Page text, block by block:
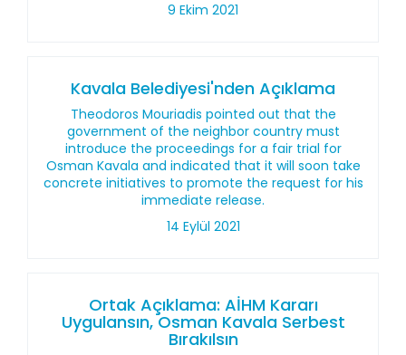
9 Ekim 2021
Kavala Belediyesi'nden Açıklama
Theodoros Mouriadis pointed out that the
government of the neighbor country must
introduce the proceedings for a fair trial for
Osman Kavala and indicated that it will soon take
concrete initiatives to promote the request for his
immediate release.
14 Eylül 2021
Ortak Açıklama: AİHM Kararı
Uygulansın, Osman Kavala Serbest
Bırakılsın